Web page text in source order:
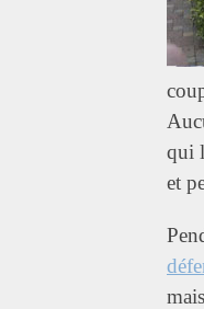
qui
et